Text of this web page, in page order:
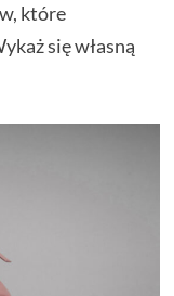
które
się własną